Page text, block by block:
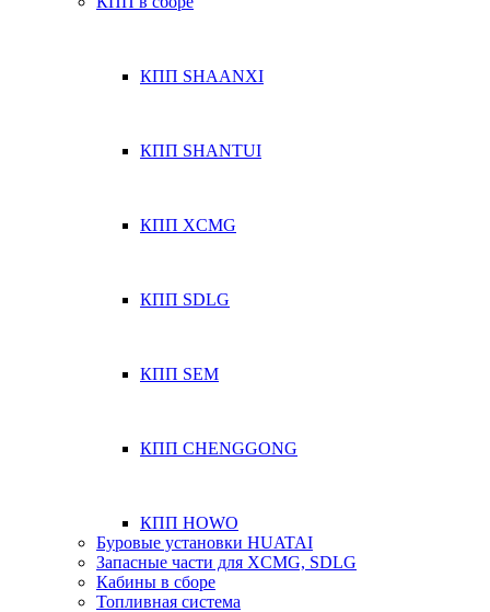
КПП SHAANXI
КПП SHANTUI
КПП XCMG
КПП SDLG
КПП SEM
КПП CHENGGONG
КПП HOWO
Буровые установки HUATAI
Запасные части для XCMG, SDLG
Кабины в сборе
Топливная система